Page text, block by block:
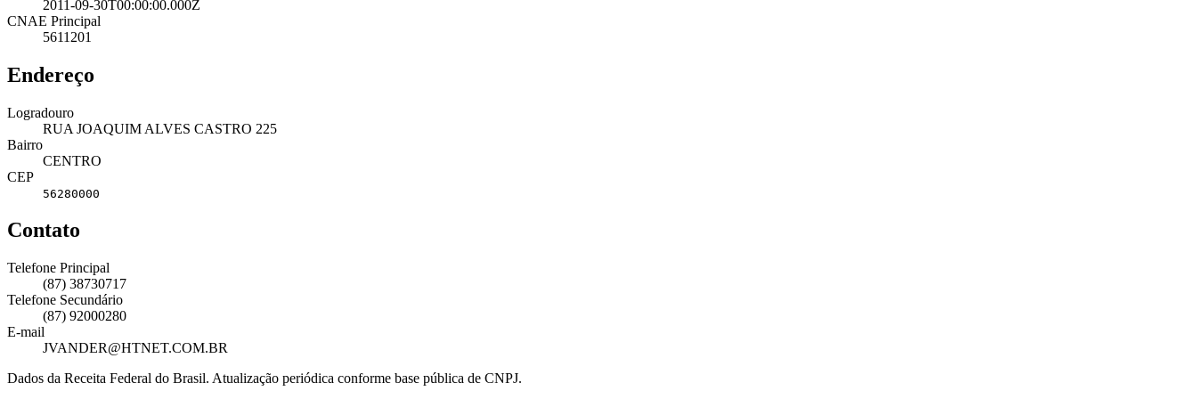
2011-09-30T00:00:00.000Z
CNAE Principal
5611201
Endereço
Logradouro
RUA JOAQUIM ALVES CASTRO 225
Bairro
CENTRO
CEP
56280000
Contato
Telefone Principal
(87) 38730717
Telefone Secundário
(87) 92000280
E-mail
JVANDER@HTNET.COM.BR
Dados da Receita Federal do Brasil. Atualização periódica conforme base pública de CNPJ.